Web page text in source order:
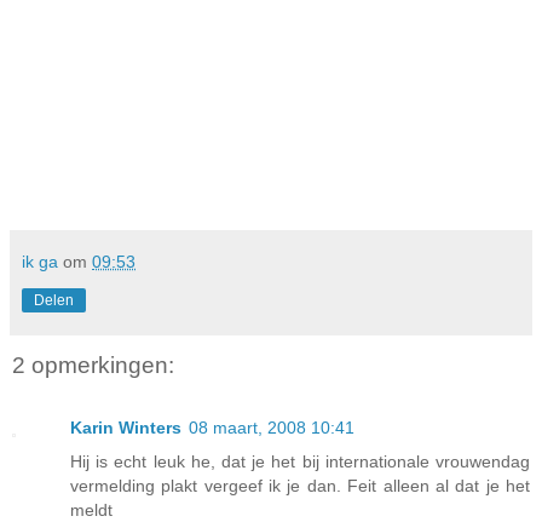
ik ga om 09:53
Delen
2 opmerkingen:
Karin Winters 08 maart, 2008 10:41
Hij is echt leuk he, dat je het bij internationale vrouwendag
vermelding plakt vergeef ik je dan. Feit alleen al dat je het
meldt